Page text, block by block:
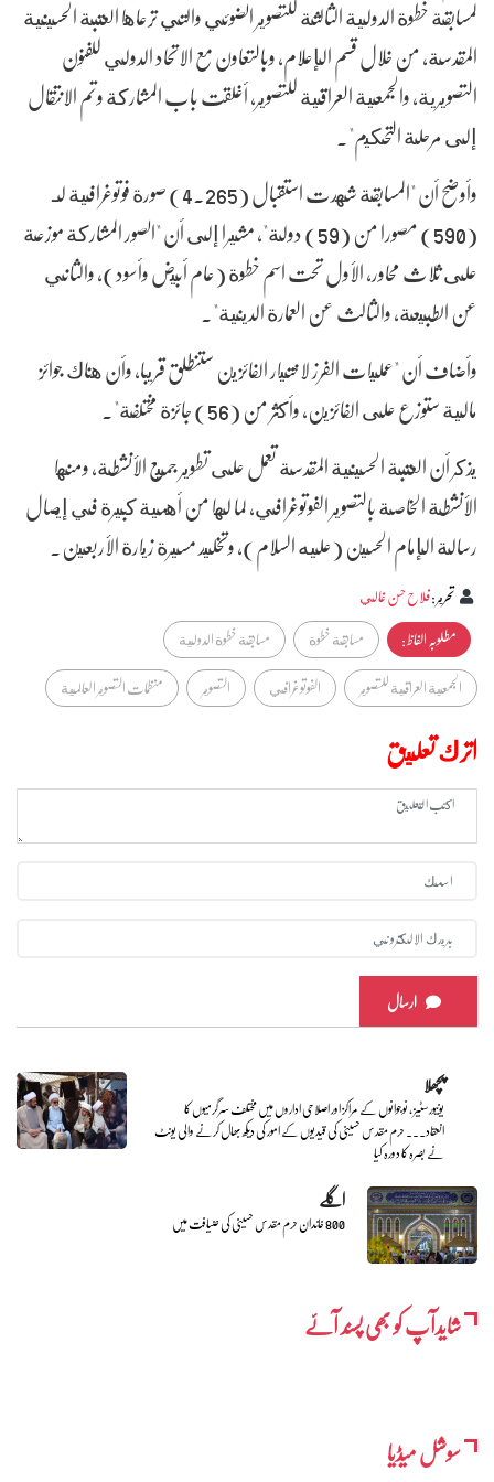
لمسابقة خطوة الدولية الثالثة للتصوير الضوئي والتي ترعاها العتبة الحسينية
المقدسة، من خلال قسم الإعلام، وبالتعاون مع الاتحاد الدولي للفنون
التصويرية، والجمعية العراقية للتصوير، أغلقت باب المشاركة وتم الانتقال
إلى مرحلة التحكيم".
وأوضح أن "المسابقة شهدت استقبال (4.265) صورة فوتوغرافية لـ
(590) مصورا من (59) دولة"، مشيرا إلى أن "الصور المشاركة موزعة
على ثلاث محاور، الأول تحت اسم خطوة (عام أبيض وأسود)، والثاني
عن الطبيعة، والثالث عن العمارة الدينية".
وأضاف أن "عمليات الفرز لاختيار الفائزين ستنطلق قريبا، وأن هناك جوائز
مالية ستوزع على الفائزين، وأكثر من (56) جائزة مختلفة".
يذكر أن العتبة الحسينية المقدسة تعمل على تطوير جميع الأنشطة، ومنها
الأنشطة الخاصة بالتصوير الفوتوغرافي، لما لها من أهمية كبيرة في إيصال
رسالة الإمام الحسين (عليه السلام)، وتخليد مسيرة زيارة الأربعين.
تحرير:فلاح حسن غالي
مطلوبہ الفاظ :
مسابقة خطوة
مسابقة خطوة الدولية
الجمعية العراقية للتصوير
الفوتوغرافي التصوير منظمات التصوير العالمية
اترك تعليق
ارسال
پچھلا
یونیورسٹیز ، نوجوانوں کے مراکز اور اصلاحی اداروں میں مختلف سرگرمیوں کا
انعقاد... حرم مقدس حسینی کی قیدیوں کے امور کی دیکھ بھال کرنے والی یونٹ
نے بصرہ کا دورہ کیا
اگلے
800 خاندان حرم مقدس حسینی کی ضیافت میں
شایدآپ کو بھی پسند آئے
سوشل میڈیا